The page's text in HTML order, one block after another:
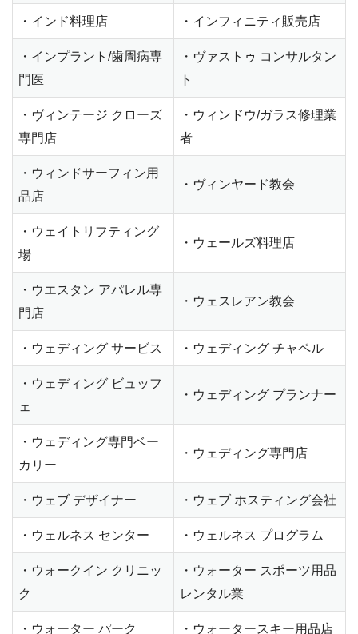
・インド料理店 ・インフィニティ販売店
・インプラント/歯周病専
門医
・ヴァストゥ コンサルタン
ト
・ヴィンテージ クローズ
専門店
・ウィンドウ/ガラス修理業
者
・ウィンドサーフィン用
品店
・ヴィンヤード教会
・ウェイトリフティング
場
・ウェールズ料理店
・ウエスタン アパレル専
門店
・ウェスレアン教会
・ウェディング サービス ・ウェディング チャペル
・ウェディング ビュッフ
ェ
・ウェディング プランナー
・ウェディング専門ベー
カリー
・ウェディング専門店
・ウェブ デザイナー ・ウェブ ホスティング会社
・ウェルネス センター ・ウェルネス プログラム
・ウォークイン クリニッ
ク
・ウォーター スポーツ用品
レンタル業
・ウォーター パーク ・ウォータースキー用品店